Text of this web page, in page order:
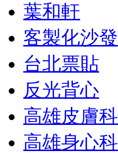
葉和軒
客製化沙發
台北票貼
反光背心
高雄皮膚科
高雄身心科